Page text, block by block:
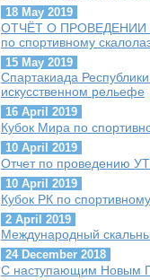
18 May 2019
ОТЧЁТ О ПРОВЕДЕНИИ
по спортивному
15 May 2019
Спартакиада
искусственном рельефе
16 April 2019
Кубок Мира по
10 April 2019
Отчет по проведению
10 April 2019
Кубок РК по
2 April 2019
Международный
24 December 2018
С наступающим Новым